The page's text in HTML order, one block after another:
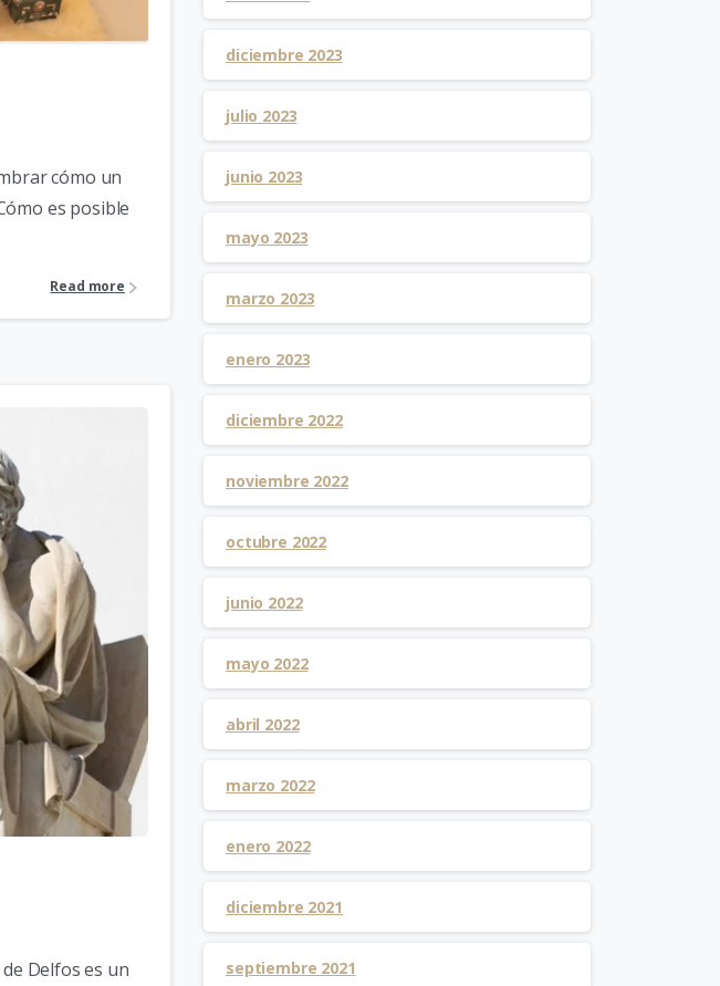
cómo un
es posible
Read more
5
Delfos es un
diciembre 2023
julio 2023
junio 2023
mayo 2023
marzo 2023
enero 2023
diciembre 2022
noviembre 2022
octubre 2022
junio 2022
mayo 2022
abril 2022
marzo 2022
enero 2022
diciembre 2021
septiembre 2021